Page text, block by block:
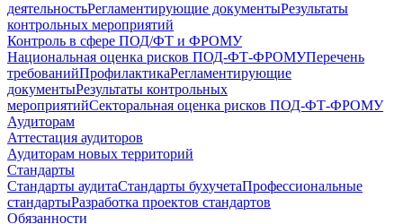
деятельностьРегламентирующие документыРезультаты
контрольных мероприятий
Контроль в сфере ПОД/ФТ и ФРОМУ
Национальная оценка рисков ПОД-ФТ-ФРОМУПеречень
требованийПрофилактикаРегламентирующие
документыРезультаты контрольных
мероприятийСекторальная оценка рисков ПОД-ФТ-ФРОМУ
Аудиторам
Аттестация аудиторов
Аудиторам новых территорий
Стандарты
Стандарты аудитаСтандарты бухучетаПрофессиональные
стандартыРазработка проектов стандартов
Обязанности